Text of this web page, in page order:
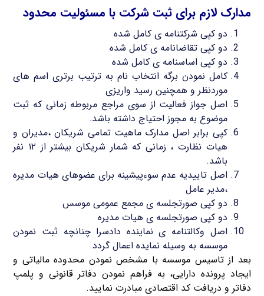
مدارک لازم برای ثبت شرکت با مسئولیت محدود
دو کپی شرکتنامه ی کامل شده
دو کپی تقاضانامه ی کامل شده
دو کپی اساسنامه ی کامل شده
کامل نمودن برگه انتخاب نام به ترتیب برتری اسم های
موردنظر و همچنین رسید واریزی
اصل جواز فعالیت از سوی مراجع مربوطه زمانی که ثبت
موضوع به مجوز احتیاج داشته باشد.
کپی برابر اصل مدارک ماهیت تمامی شریکان ،مدیران و
هیات نظارت ، زمانی که شمار شریکان بیشتر از ۱۲ نفر
باشد.
اصل تاییدیه عدم سوءپیشینه برای عضوهای هیات مدیره
،مدیر عامل
دو کپی صورتجلسه ی مجمع عمومی موسس
دو کپی صورتجلسه ی هیات مدیره
اصل وکالتنامه ی نماینده دادسرا چنانچه ثبت نمودن
موسسه به وسیله نمایده اعمال گردد.
بعد از تاسیس موسسه با مشخص نمودن محدوده مالیاتی و
ایجاد پرونده دارایی، به فراهم نمودن دفاتر قانونی و پلمپ
دفاتر و دریافت کد اقتصادی مبادرت نمایید.